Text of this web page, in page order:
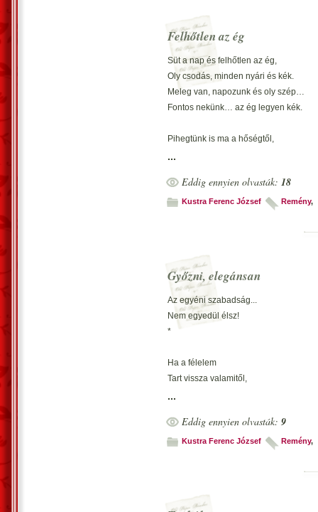
Öböl rejteke?
*
Jó Poszeidón
Hol van? Vagy tán’ haragszik?
Tenger Isten zord!
*
Ahogy jött, elment…
Vajh’ van nyugalom?
Felhőtlen az ég
Süt a nap és felhőtlen az ég,
Oly csodás, minden nyári és kék.
Meleg van, napozunk és oly szép…
Fontos nekünk… az ég legyen kék.
Pihegtünk is ma a hőségtől,
Ültünk árnyékba; estre kopott.
...
Eddig ennyien olvasták: 18
Kustra Ferenc József Remény,
Győzni, elegánsan
Az egyéni szabadság...
Nem egyedül élsz!
*
Ha a félelem
Tart vissza valamitől,
Ha meggyőződés
...
Eddig ennyien olvasták: 9
Kustra Ferenc József Remény,